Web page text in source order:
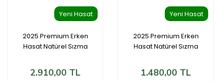
Yeni Hasat
2025 Premium Erken
Hasat Natürel Sızma
2.910,00 TL
Yeni Hasat
2025 Premium Erken
Hasat Natürel Sızma
1.480,00 TL